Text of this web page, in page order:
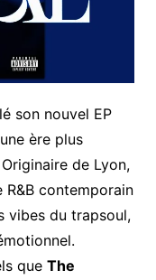
son nouvel EP
ère plus
de Lyon,
R&B contemporain
vibes du trapsoul,
que The